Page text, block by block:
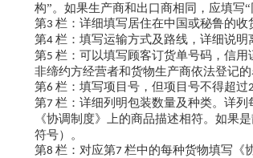
构”。如果生产商和出口商相同，应填写
第3 栏：详细填写居住在中国或秘鲁的收
第4 栏：填写运输方式及路线，详细说明
第5 栏：可以填写顾客订货单号码，信
非缔约方经营者和货物生产商依法登记的
第6 栏：填写项目号，但项目号不得超过
第7 栏：详细列明包装数量及种类。详
《协调制度》上的商品描述相符。如果
符号）。
第8 栏：对应第7 栏中的每种货物填写《